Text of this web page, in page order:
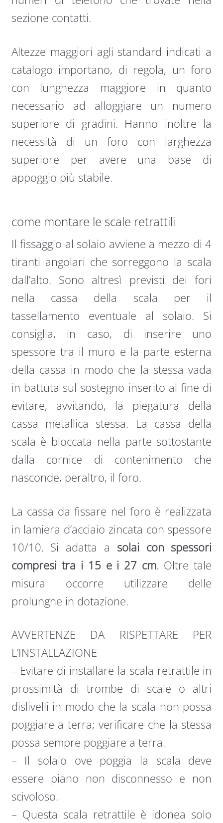
sezione contatti.
Altezze maggiori agli standard indicati a
catalogo importano, di regola, un foro
con lunghezza maggiore in quanto
necessario ad alloggiare un numero
superiore di gradini. Hanno inoltre la
necessità di un foro con larghezza
superiore per avere una base di
appoggio più stabile.
come montare le scale retrattili
Il fissaggio al solaio avviene a mezzo di 4
tiranti angolari che sorreggono la scala
dall’alto. Sono altresì previsti dei fori
nella cassa della scala per il
tassellamento eventuale al solaio. Si
consiglia, in caso, di inserire uno
spessore tra il muro e la parte esterna
della cassa in modo che la stessa vada
in battuta sul sostegno inserito al fine di
evitare, avvitando, la piegatura della
cassa metallica stessa. La cassa della
scala è bloccata nella parte sottostante
dalla cornice di contenimento che
nasconde, peraltro, il foro.
La cassa da fissare nel foro è realizzata
in lamiera d’acciaio zincata con spessore
10/10. Si adatta a solai con spessori
compresi tra i 15 e i 27 cm. Oltre tale
misura occorre utilizzare delle
prolunghe in dotazione.
AVVERTENZE DA RISPETTARE PER
L’INSTALLAZIONE
– Evitare di installare la scala retrattile in
prossimità di trombe di scale o altri
dislivelli in modo che la scala non possa
poggiare a terra; verificare che la stessa
possa sempre poggiare a terra.
– Il solaio ove poggia la scala deve
essere piano non disconnesso e non
scivoloso.
– Questa scala retrattile è idonea solo